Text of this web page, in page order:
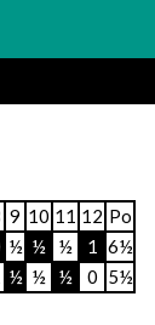
9 10 11 12 Po
½ ½ ½ 1 6½
½ ½ ½ 0 5½